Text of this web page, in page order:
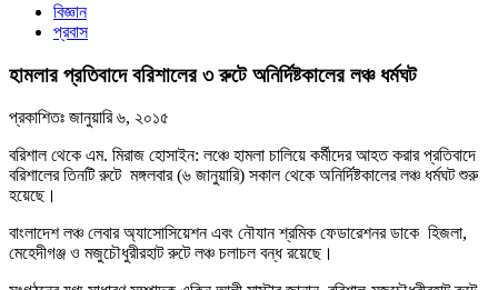
বিজ্ঞান
প্রবাস
হামলার প্রতিবাদে বরিশালের ৩ রুটে অনির্দিষ্টকালের লঞ্চ ধর্মঘট
প্রকাশিতঃ জানুয়ারি ৬, ২০১৫
বরিশাল থেকে এম. মিরাজ হোসাইন: লঞ্চে হামলা চালিয়ে কর্মীদের আহত করার প্রতিবাদে
বরিশালের তিনটি রুটে মঙ্গলবার (৬ জানুয়ারি) সকাল থেকে অনির্দিষ্টকালের লঞ্চ ধর্মঘট শুরু
হয়েছে।
বাংলাদেশ লঞ্চ লেবার অ্যাসোসিয়েশন এবং নৌযান শ্রমিক ফেডারেশনর ডাকে হিজলা,
মেহেদীগঞ্জ ও মজুচৌধুরীরহাট রুটে লঞ্চ চলাচল বন্ধ রয়েছে।